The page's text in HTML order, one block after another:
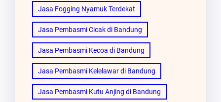
Jasa Fogging Nyamuk Terdekat
Jasa Pembasmi Cicak di Bandung
Jasa Pembasmi Kecoa di Bandung
Jasa Pembasmi Kelelawar di Bandung
Jasa Pembasmi Kutu Anjing di Bandung